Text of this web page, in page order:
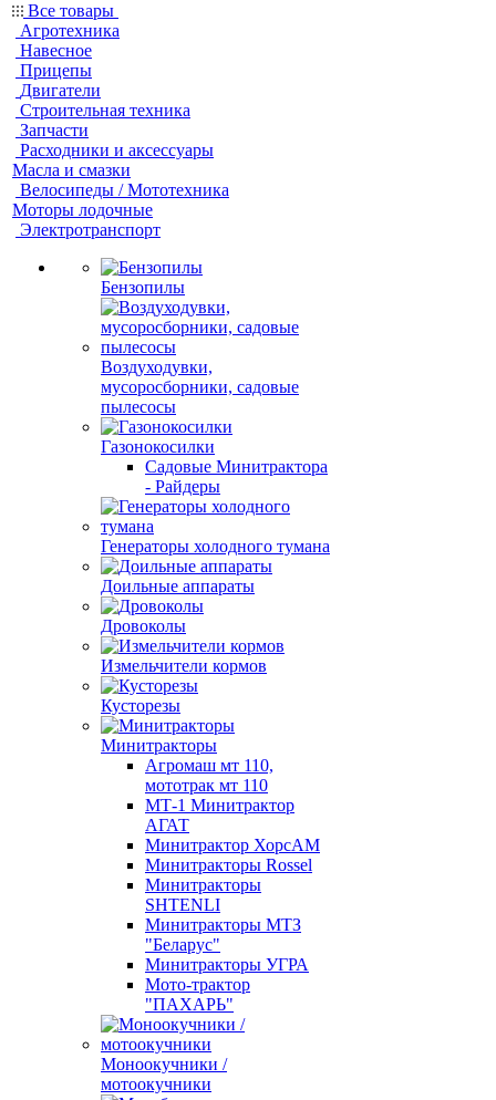
Все товары
Агротехника
Навесное
Прицепы
Двигатели
Строительная техника
Запчасти
Расходники и аксессуары
Масла и смазки
Велосипеды / Мототехника
Моторы лодочные
Электротранспорт
Бензопилы
Воздуходувки,
мусоросборники, cадовые
пылесосы
Газонокосилки
Садовые Минитрактора
- Райдеры
Генераторы холодного тумана
Доильные аппараты
Дровоколы
Измельчители кормов
Кусторезы
Минитракторы
Агромаш мт 110,
мототрак мт 110
МТ-1 Минитрактор
АГАТ
Минитрактор ХорсАМ
Минитракторы Rossel
Минитракторы
SHTENLI
Минитракторы МТЗ
"Беларус"
Минитракторы УГРА
Мото-трактор
"ПАХАРЬ"
Моноокучники /
мотоокучники